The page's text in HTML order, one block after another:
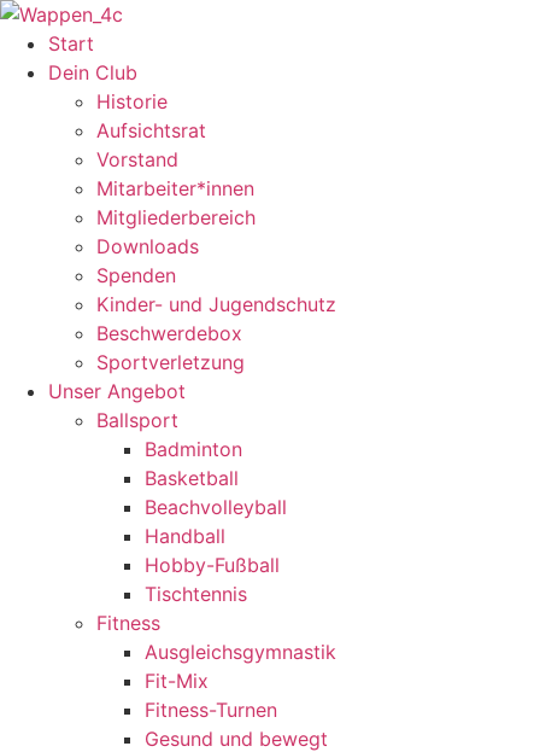
Zum
Inhalt
springen
Start
Dein Club
Historie
Aufsichtsrat
Vorstand
Mitarbeiter*innen
Mitgliederbereich
Downloads
Spenden
Kinder- und Jugendschutz
Beschwerdebox
Sportverletzung
Unser Angebot
Ballsport
Badminton
Basketball
Beachvolleyball
Handball
Hobby-Fußball
Tischtennis
Fitness
Ausgleichsgymnastik
Fit-Mix
Fitness-Turnen
Gesund und bewegt